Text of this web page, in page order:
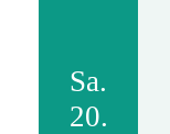
Sa.
20.